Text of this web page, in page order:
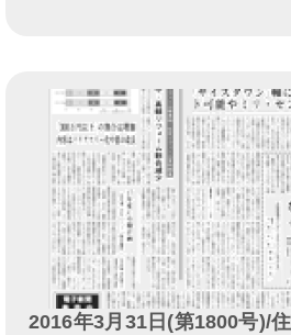
2016年3月31日(第1800号)/